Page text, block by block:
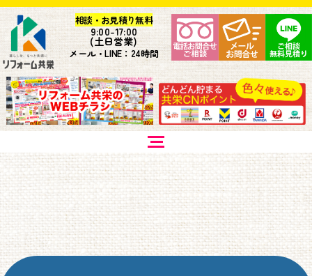
相談・お見積り無料
9:00-17:00
(土日営業)
メール・LINE：24時間